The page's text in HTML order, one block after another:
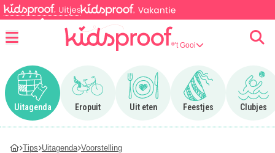
't Gooi
Uitagenda
Ga naar Uitagenda
Eropuit
Ga naar Eropuit
Uit eten
Ga naar Uit eten
Feestjes
Ga naar Feestjes
Clubjes
Ga
Tips Uitagenda Voorstelling